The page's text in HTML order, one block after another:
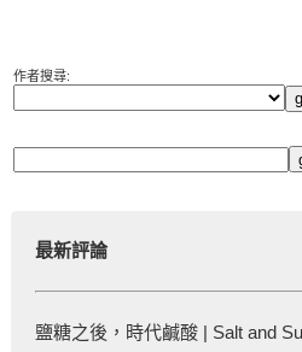
作者搜尋:
最新評論
鹽糖之後，時代鹹酸 | Salt and